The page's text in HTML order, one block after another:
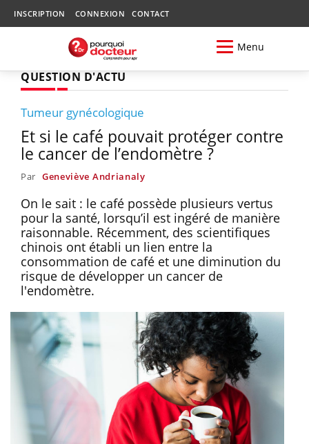
INSCRIPTION CONNEXION CONTACT
Menu
QUESTION D'ACTU
Tumeur gynécologique
Et si le café pouvait protéger contre
le cancer de l’endomètre ?
Par Geneviève Andrianaly
On le sait : le café possède plusieurs vertus
pour la santé, lorsqu’il est ingéré de manière
raisonnable. Récemment, des scientifiques
chinois ont établi un lien entre la
consommation de café et une diminution du
risque de développer un cancer de
l'endomètre.